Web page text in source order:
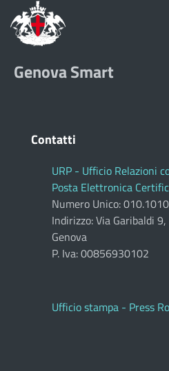
Genova Smart
Contatti
URP - Ufficio Relazioni
Posta Elettronica
Numero Unico: 010.1010
Indirizzo: Via Garibaldi
Genova
P. Iva: 00856930102
Ufficio stampa - Press